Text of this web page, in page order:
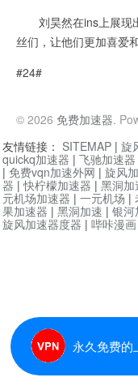
刘昊然在ins上展现
丝们，让他们更加喜爱
#24#
© 2026 免费加速器.
永久免费的
友情链接： SITEMAP | 旋
quickq加速器 | 飞驰加速器
| 免费vqn加速外网 | 旋风
器 |快柠檬加速器 | 黑洞加
元机场加速器 | 一元机场 |
果加速器 | 黑洞加速 | 银河
旋风加速器度器 | 哔咔漫画